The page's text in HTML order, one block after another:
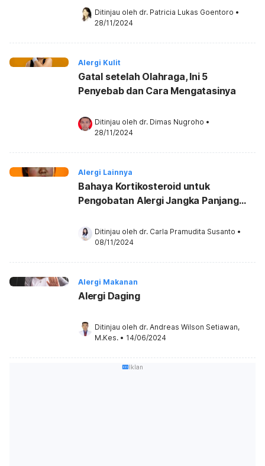
Ditinjau oleh dr. Patricia Lukas Goentoro •
28/11/2024
Alergi Kulit
Gatal setelah Olahraga, Ini 5
Penyebab dan Cara Mengatasinya
Ditinjau oleh dr. Dimas Nugroho •
28/11/2024
Alergi Lainnya
Bahaya Kortikosteroid untuk
Pengobatan Alergi Jangka Panjang
Ditinjau oleh dr. Carla Pramudita Susanto •
08/11/2024
Alergi Makanan
Alergi Daging
Ditinjau oleh dr. Andreas Wilson Setiawan,
M.Kes. • 14/06/2024
Iklan